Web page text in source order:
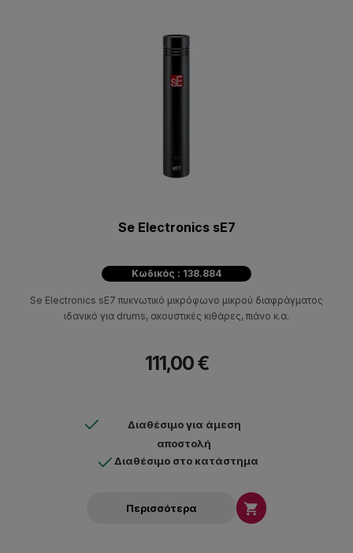
Se Electronics sE7
Κωδικός : 138.884
Se Electronics sE7 πυκνωτικό μικρόφωνο μικρού διαφράγματος
ιδανικό για drums, ακουστικές κιθάρες, πιάνο κ.α.
111,00 €
Διαθέσιμο για άμεση
αποστολή
Διαθέσιμο στο κατάστημα
Περισσότερα 